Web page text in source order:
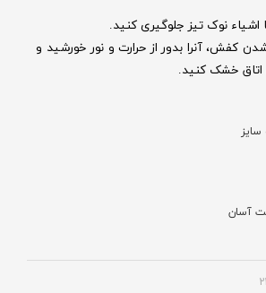
اشیاء نوک تیز جلوگیری کنید.
کفش‌، آنرا بدور از حرارت و نور خورشید و
اتاق خشک کنید.
سایز
آسان